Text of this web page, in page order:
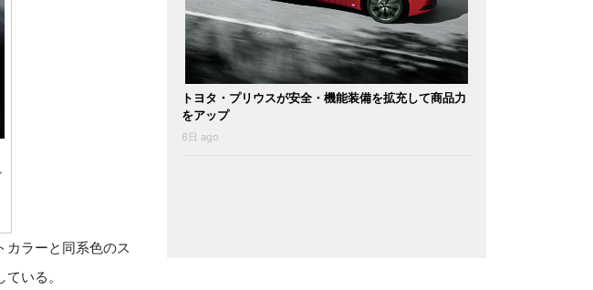
ラーと同系色のス
いる。
トヨタ・プリウスが安全・機能装備を拡充して商品力
をアップ
6日 ago